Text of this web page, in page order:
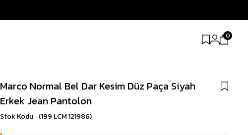
0
Marco Normal Bel Dar Kesim Düz Paça Siyah
Erkek Jean Pantolon
Stok Kodu (199 LCM 121986)